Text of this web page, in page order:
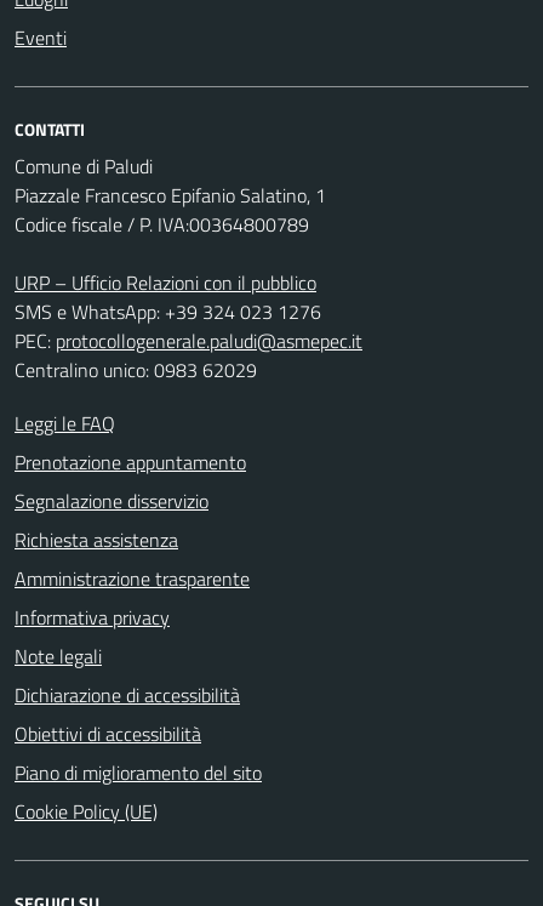
Eventi
CONTATTI
Comune di Paludi
Piazzale Francesco Epifanio Salatino, 1
Codice fiscale / P. IVA:00364800789
URP – Ufficio Relazioni con il pubblico
SMS e WhatsApp: +39 324 023 1276
PEC: protocollogenerale.paludi@asmepec.it
Centralino unico: 0983 62029
Leggi le FAQ
Prenotazione appuntamento
Segnalazione disservizio
Richiesta assistenza
Amministrazione trasparente
Informativa privacy
Note legali
Dichiarazione di accessibilità
Obiettivi di accessibilità
Piano di miglioramento del sito
Cookie Policy (UE)